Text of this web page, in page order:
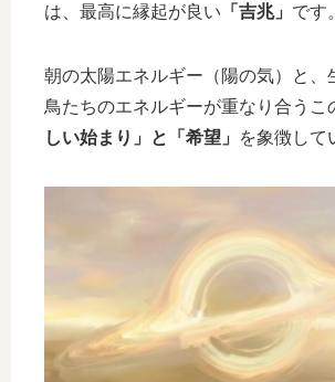
は、最高に縁起が良い 「吉兆」 です。
朝の太陽エネルギー（陽の気）と、
鳥たちのエネルギーが重なり合うこ
しい始まり」と「希望」
を象徴して